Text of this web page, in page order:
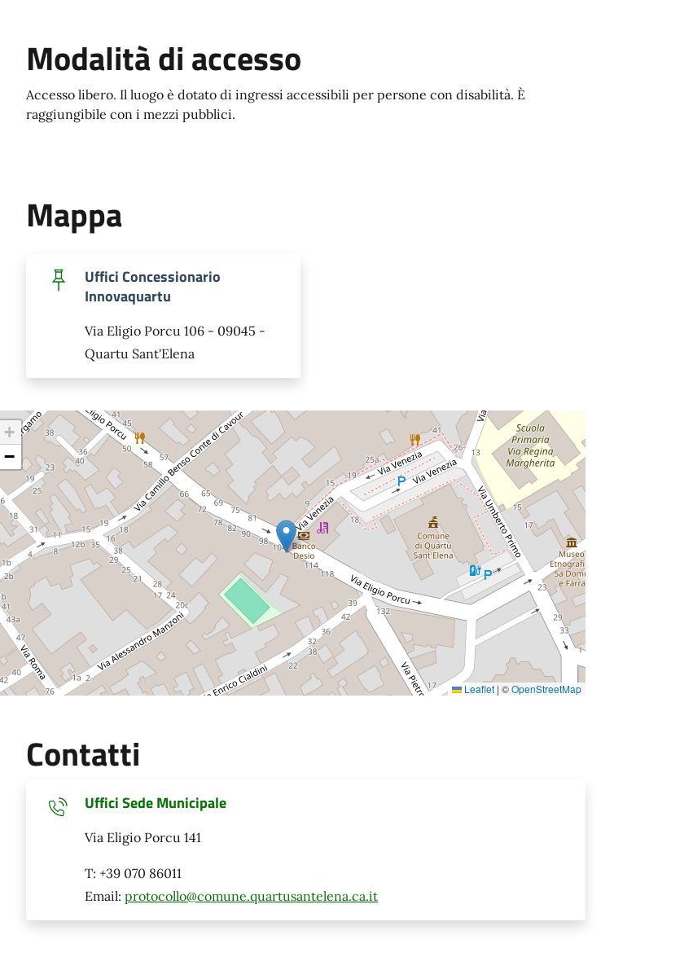
Modalità di accesso
Accesso libero. Il luogo è dotato di ingressi accessibili per persone con disabilità. È
raggiungibile con i mezzi pubblici.
Mappa
Uffici Concessionario
Innovaquartu
Via Eligio Porcu 106 - 09045 -
Quartu Sant'Elena
+
−
Leaflet | ©OpenStreetMap
Contatti
Uffici Sede Municipale
Via Eligio Porcu 141
T: +39 070 86011
Email: protocollo@comune.quartusantelena.ca.it